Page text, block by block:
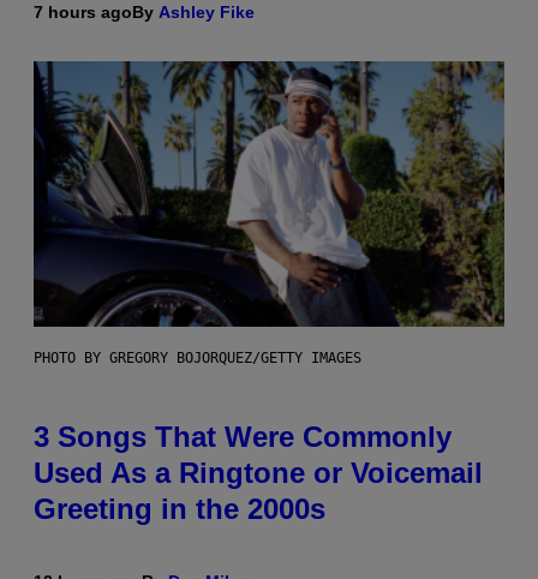
7 hours agoBy Ashley Fike
PHOTO BY GREGORY BOJORQUEZ/GETTY IMAGES
3 Songs That Were Commonly
Used As a Ringtone or Voicemail
Greeting in the 2000s